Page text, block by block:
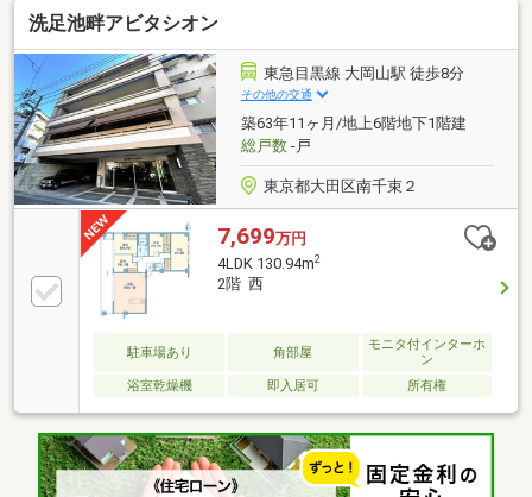
階部分、内装新規リノベーション実施◆「もっと安い
住宅ローン」が見つかる！ 提携の金融機関は55社
以上！◆「勤続期間が短い」「諸費用まで借りた
い」 さまざまな条件下でのローンご相談ください！
◆「即！見学！」＆「車で送迎」サービス実施
洗足池畔アビタシオン
東急目黒線 大岡山駅 徒歩8分
その他の交通
築63年11ヶ月/地上6階地下1階建
総戸数-戸
東京都大田区南千束２
7,699万円
4LDK 130.94m2
2階 西
駐車場あり 角部屋
モニタ付インターホ
ン
浴室乾燥機
即入居可 所有権